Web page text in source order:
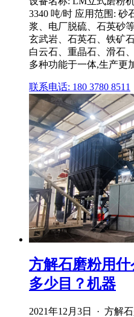
3340 吨/时 应用范围: 砂
浆、电厂脱硫、石英砂
玄武岩、石英石、铁矿
白云石、重晶石、滑石
多种功能于一体,生产更
联系电话: 180 3780 8511
方解石磨粉用
多少目？机器
2021年12月3日 · 方解